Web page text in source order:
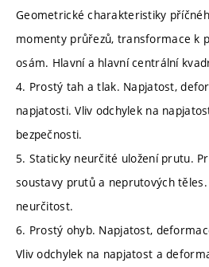
Geometrické charakteristiky
momenty průřezů, transformace k
osám. Hlavní a hlavní centrální
4. Prostý tah a tlak. Napjatost,
napjatosti. Vliv odchylek na
bezpečnosti.
5. Staticky neurčité uložení prutu.
soustavy prutů a neprutových
neurčitost.
6. Prostý ohyb. Napjatost,
Vliv odchylek na napjatost a